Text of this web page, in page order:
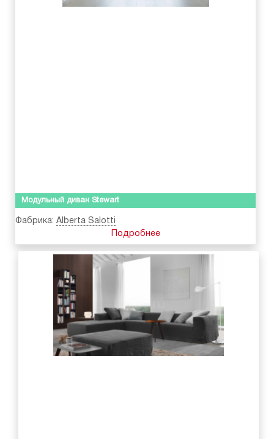
Модульный диван Stewart
Фабрика: Alberta Salotti
Подробнее